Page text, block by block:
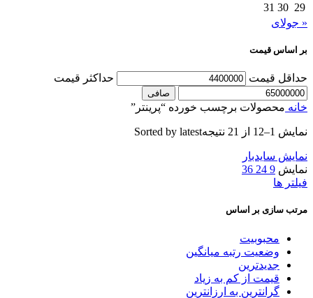
29
30
31
« جولای
بر اساس قیمت
حداقل قیمت حداكثر قيمت
صافی
خانه محصولات برچسب خورده “پرینتر”
نمایش 1–12 از 21 نتیجه Sorted by latest
نمایش سایدبار
نمایش 9
24
36
فیلتر ها
مرتب سازی بر اساس
محبوبیت
وضعیت رتبه میانگین
جدیدترین
قیمت از کم به زیاد
گرانترین به ارزانترین